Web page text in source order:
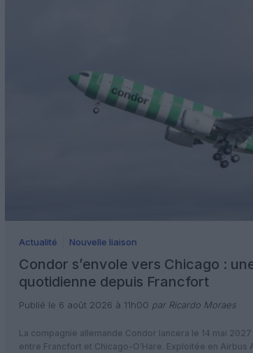
Actualité Nouvelle liaison
Condor s’envole vers Chicago :
quotidienne depuis Francfort
Publié le 6 août 2026 à 11h00 par Ricardo Moraes
La compagnie allemande Condor lancera le 14 mai
entre Francfort et Chicago-O’Hare. Exploitée en Airbus